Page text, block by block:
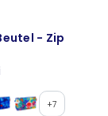
- Zip
+7